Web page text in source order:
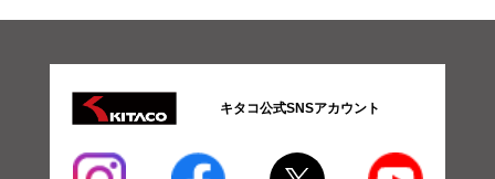
キタコ公式SNSアカウント